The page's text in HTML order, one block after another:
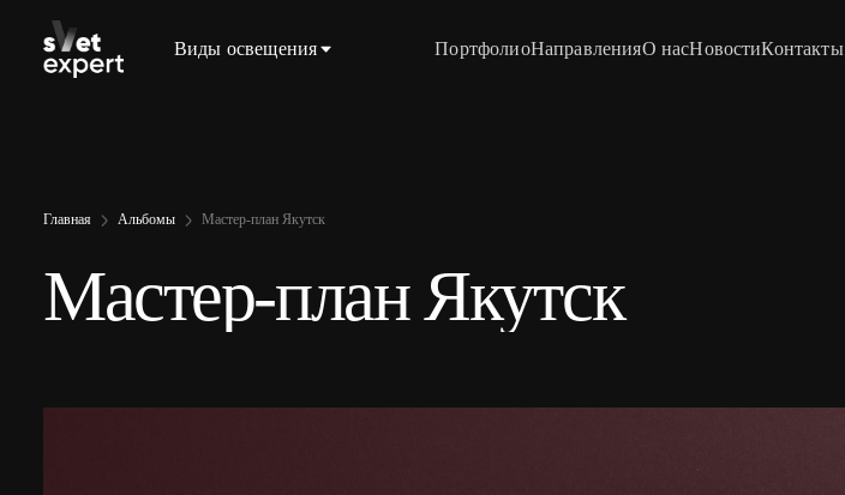
Виды освещения ПортфолиоНаправленияО насНовостиКонтакты
Главная Альбомы Мастер-план Якутск
Мастер-план Якутск